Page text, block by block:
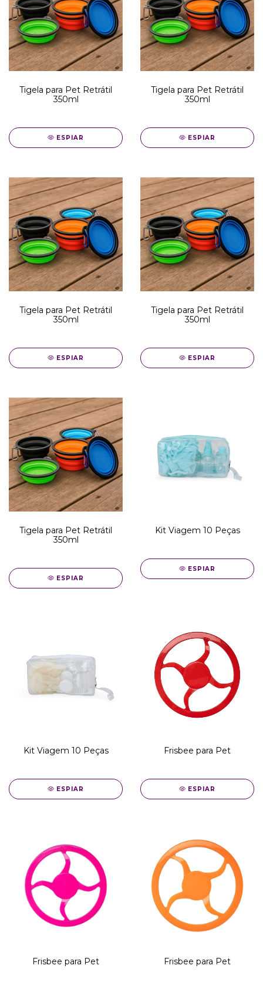
Tigela para Pet Retrátil
350ml
ESPIAR
Tigela para Pet Retrátil
350ml
ESPIAR
Tigela para Pet Retrátil
350ml
ESPIAR
Tigela para Pet Retrátil
350ml
ESPIAR
Tigela para Pet Retrátil
350ml
ESPIAR
Kit Viagem 10 Peças
ESPIAR
Kit Viagem 10 Peças
ESPIAR
Frisbee para Pet
ESPIAR
Frisbee para Pet Frisbee para Pet